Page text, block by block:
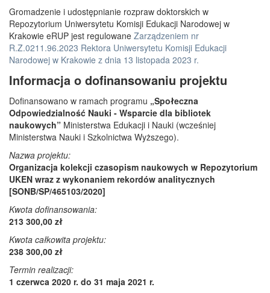
Gromadzenie i udostępnianie rozpraw doktorskich w
Repozytorium Uniwersytetu Komisji Edukacji Narodowej w
Krakowie eRUP jest regulowane Zarządzeniem nr
R.Z.0211.96.2023 Rektora Uniwersytetu Komisji Edukacji
Narodowej w Krakowie z dnia 13 listopada 2023 r.
Informacja o dofinansowaniu projektu
Dofinansowano w ramach programu „Społeczna
Odpowiedzialność Nauki - Wsparcie dla bibliotek
naukowych” Ministerstwa Edukacji i Nauki (wcześniej
Ministerstwa Nauki i Szkolnictwa Wyższego).
Nazwa projektu:
Organizacja kolekcji czasopism naukowych w Repozytorium
UKEN wraz z wykonaniem rekordów analitycznych
[SONB/SP/465103/2020]
Kwota dofinansowania:
213 300,00 zł
Kwota całkowita projektu:
238 300,00 zł
Termin realizacji:
1 czerwca 2020 r. do 31 maja 2021 r.